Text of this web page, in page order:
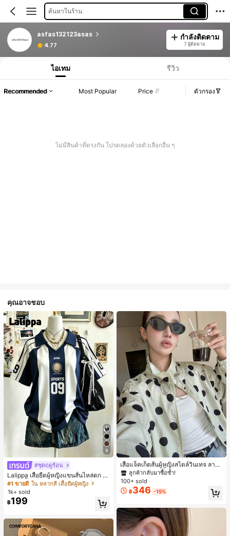
ค้นหาในร้าน
asfas132123asas
4.77
กำลังติดตาม
7 ผู้ติดตาม
ไอเทม รีวิว
Recommended Most Popular Price ตัวกรอง
ไม่มีสินค้าที่ตรงกัน โปรดลองด้วยตัวเลือกอื่น ๆ
คุณอาจชอบ
9
#ชุดฤดูร้อน
Lalippa เสื้อยืดผู้หญิงแขนสั้นไหล่ตก ค
อวีปกเสื้อ ลายพิมพ์ดิจิทัลลายทาง สไตล์
สปอร์ตแฟชั่นมินิมอล ของขวัญสำหรับเ
พื่อน
#1 ขายดี ใน หลากสี เสื้อยืดผู้หญิง
1k+ sold
฿199
เสื้อแจ็คเก็ตสั้นผู้หญิงสไตล์วินเทจ ลายจุ
ดขนาดใหญ่ คอตั้ง เอวเข้ารูป แขนพอง
ทรงหลวม แฟชั่นอเนกประสงค์ สำหรับใ
ส่ประจำวันและไปเที่ยวพักผ่อน
#1 ขายดี
ใน กระเป๋า เสื้อคลุมลำลอง
ลูกค้ากลับมาซื้อซ้ำ!
#1 ขายดี ใน กระเป๋า เสื้อคลุมลำลอง
ลูกค้ากลับมาซื้อซ้ำ!
#1 ขายดี ใน กระเป๋า เสื้อคลุมลำลอง
ลูกค้ากลับมาซื้อซ้ำ!
#1 ขายดี ใน กระเป๋า เสื้อคลุมลำลอง
100+ sold
฿346 -15%